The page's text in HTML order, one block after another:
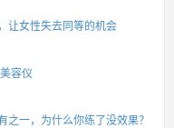
让女性失去同等的机会
容仪
一，为什么你练了没效果？